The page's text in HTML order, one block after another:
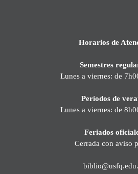
Horarios de
Semestres
Lunes a viernes: de
Períodos de
Lunes a viernes: de
Feriados
Cerrada con aviso